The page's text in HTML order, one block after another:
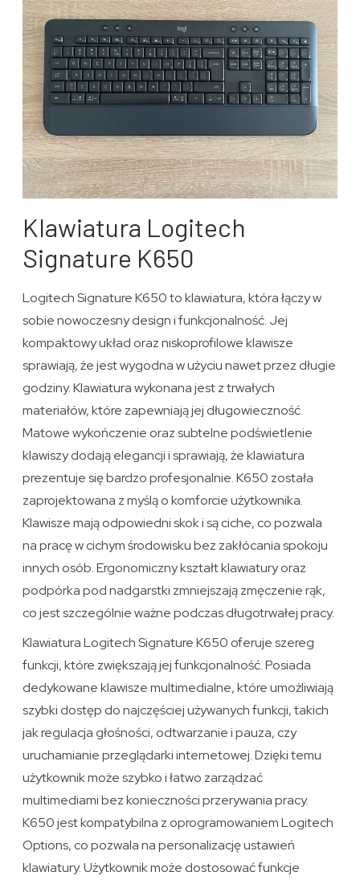
Klawiatura Logitech
Signature K650
Logitech Signature K650 to klawiatura, która łączy w
sobie nowoczesny design i funkcjonalność. Jej
kompaktowy układ oraz niskoprofilowe klawisze
sprawiają, że jest wygodna w użyciu nawet przez długie
godziny. Klawiatura wykonana jest z trwałych
materiałów, które zapewniają jej długowieczność.
Matowe wykończenie oraz subtelne podświetlenie
klawiszy dodają elegancji i sprawiają, że klawiatura
prezentuje się bardzo profesjonalnie. K650 została
zaprojektowana z myślą o komforcie użytkownika.
Klawisze mają odpowiedni skok i są ciche, co pozwala
na pracę w cichym środowisku bez zakłócania spokoju
innych osób. Ergonomiczny kształt klawiatury oraz
podpórka pod nadgarstki zmniejszają zmęczenie rąk,
co jest szczególnie ważne podczas długotrwałej pracy.
Klawiatura Logitech Signature K650 oferuje szereg
funkcji, które zwiększają jej funkcjonalność. Posiada
dedykowane klawisze multimedialne, które umożliwiają
szybki dostęp do najczęściej używanych funkcji, takich
jak regulacja głośności, odtwarzanie i pauza, czy
uruchamianie przeglądarki internetowej. Dzięki temu
użytkownik może szybko i łatwo zarządzać
multimediami bez konieczności przerywania pracy.
K650 jest kompatybilna z oprogramowaniem Logitech
Options, co pozwala na personalizację ustawień
klawiatury. Użytkownik może dostosować funkcje